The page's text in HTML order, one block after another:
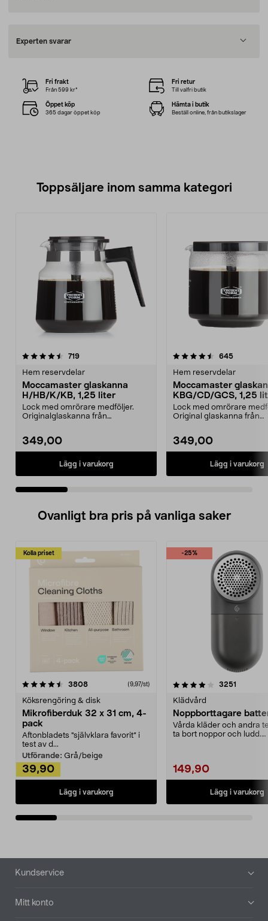
Experten svarar
Fri frakt
Från 599 kr*
Fri retur
Till valfri butik
Öppet köp
365 dagar öppet köp
Hämta i butik
Beställ online, från butikslager
Toppsäljare inom samma kategori
719recensioner
Hem reservdelar
Moccamaster glaskanna
H/HB/K/KB, 1,25 liter
Lock med omrörare medföljer.
Originalglaskanna från
349,00
Lägg i varukorg
4.5 av 5 stjärnor 645
Hem reservdelar
Moccamaster
KBG/CD/GCS, 1,25
Lock med omrörare
Original glaskanna från
349,00
Lägg i varukorg
4.5 av 5 stjärnor
Ovanligt bra pris på vanliga saker
Kolla priset
3808recensioner (9,97/st)
Köksrengöring & disk
Mikrofiberduk 32 x 31 cm, 4-
pack
Aftonbladets "självklara favorit” i
test av d...
Utförande: Grå/beige
39,90
Lägg i varukorg
-25%
4.0av 5 stjärnor 3251
Klädvård
Noppborttagare
Vårda kläder och andra
ta bort noppor och ludd.
149,90
Lägg i varukorg
4.5av 5 stjärnor
Sidfot
Kundservice
Mitt konto